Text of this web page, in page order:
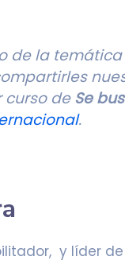
de la
curso de Se
.
y líder